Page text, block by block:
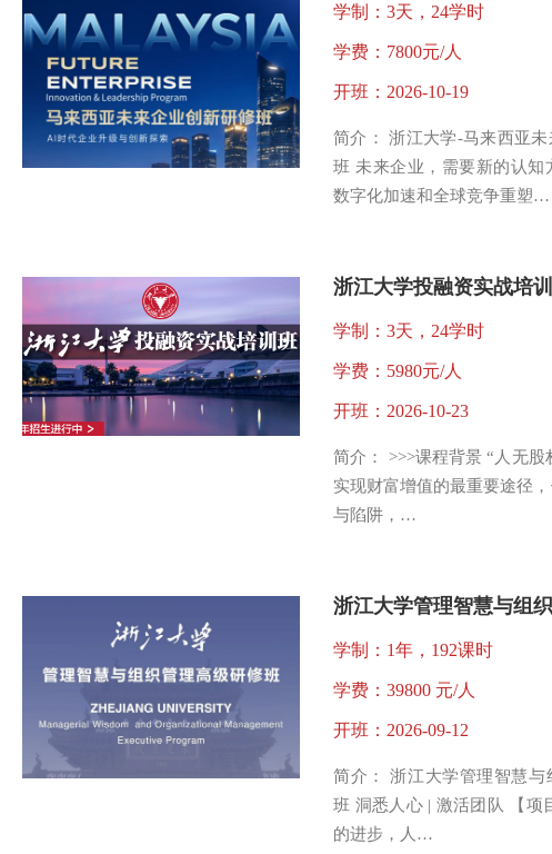
学制：3天，24学时
学费：7800元/人
开班：2026-10-19
简介： 浙江大学-马来西亚
班 未来企业，需要新的认知
数字化加速和全球竞争重塑…
浙江大学投融资实战培训
学制：3天，24学时
学费：5980元/人
开班：2026-10-23
简介： >>>课程背景 “人无股
实现财富增值的最重要途径
与陷阱，…
学制：1年，192课时
学费：39800 元/人
开班：2026-09-12
简介： 浙江大学管理智慧与
班 洞悉人心 | 激活团队 【项
的进步，人…